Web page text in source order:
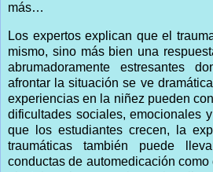
más…
Los expertos explican que el
mismo, sino más bien una
abrumadoramente estresantes
afrontar la situación se ve
experiencias en la niñez pueden
dificultades sociales, emocionales
que los estudiantes crecen, la
traumáticas también puede
conductas de automedicación